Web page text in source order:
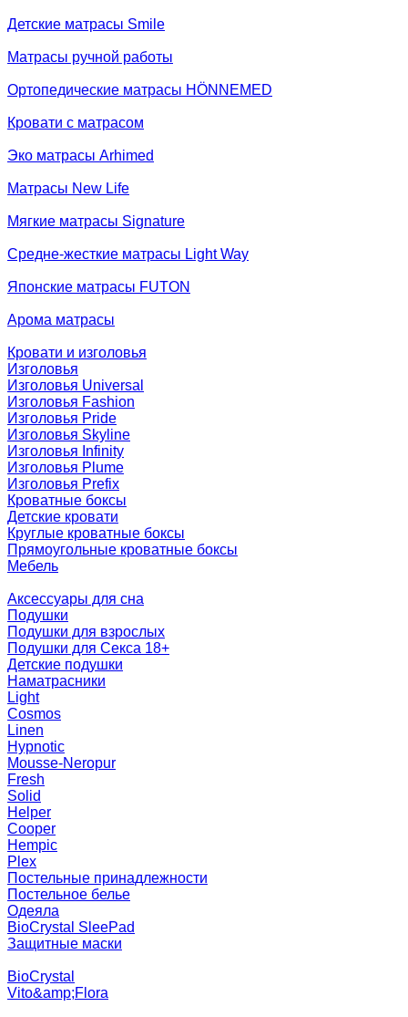
Детские матрасы Smile
Матрасы ручной работы
Ортопедические матрасы HÖNNEMED
Кровати с матрасом
Эко матрасы Arhimed
Матрасы New Life
Мягкие матрасы Signature
Средне-жесткие матрасы Light Way
Японские матрасы FUTON
Арома матрасы
Кровати и изголовья
Изголовья
Изголовья Universal
Изголовья Fashion
Изголовья Pride
Изголовья Skyline
Изголовья Infinity
Изголовья Plume
Изголовья Prefix
Кроватные боксы
Детские кровати
Круглые кроватные боксы
Прямоугольные кроватные боксы
Мебель
Аксессуары для сна
Подушки
Подушки для взрослых
Подушки для Секса 18+
Детские подушки
Наматрасники
Light
Cosmos
Linen
Hypnotic
Mousse-Neropur
Fresh
Solid
Helper
Cooper
Hempic
Plex
Постельные принадлежности
Постельное белье
Одеяла
BioCrystal SleePad
Защитные маски
BioCrystal
Vito&amp;Flora